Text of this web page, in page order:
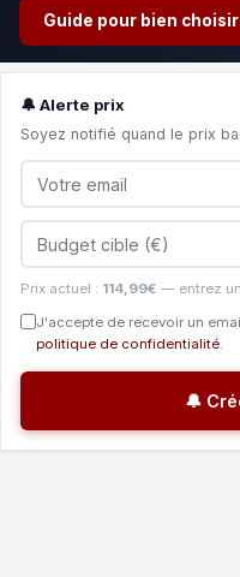
Guide pour bien
🔔 Alerte prix
Soyez notifié quand le prix
Prix actuel : 114,99€ — entrez
J'accepte de recevoir un
politique de confidentialité.
🔔